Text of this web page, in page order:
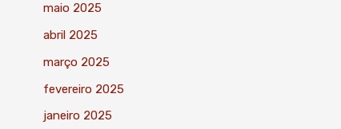
maio 2025
abril 2025
março 2025
fevereiro 2025
janeiro 2025